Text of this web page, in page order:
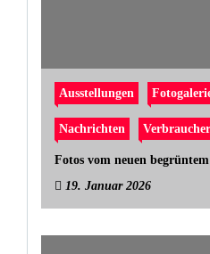
Ausstellungen
Nachrichten Verbraucher
Fotos vom neuen
19. Januar 2026